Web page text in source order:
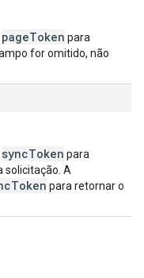
pageToken para
for omitido, não
syncToken para
solicitação. A
para retornar o